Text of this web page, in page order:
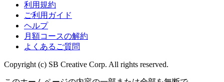
利用規約
ご利用ガイド
ヘルプ
月額コースの解約
よくあるご質問
Copyright (c) SB Creative Corp. All rights reserved.